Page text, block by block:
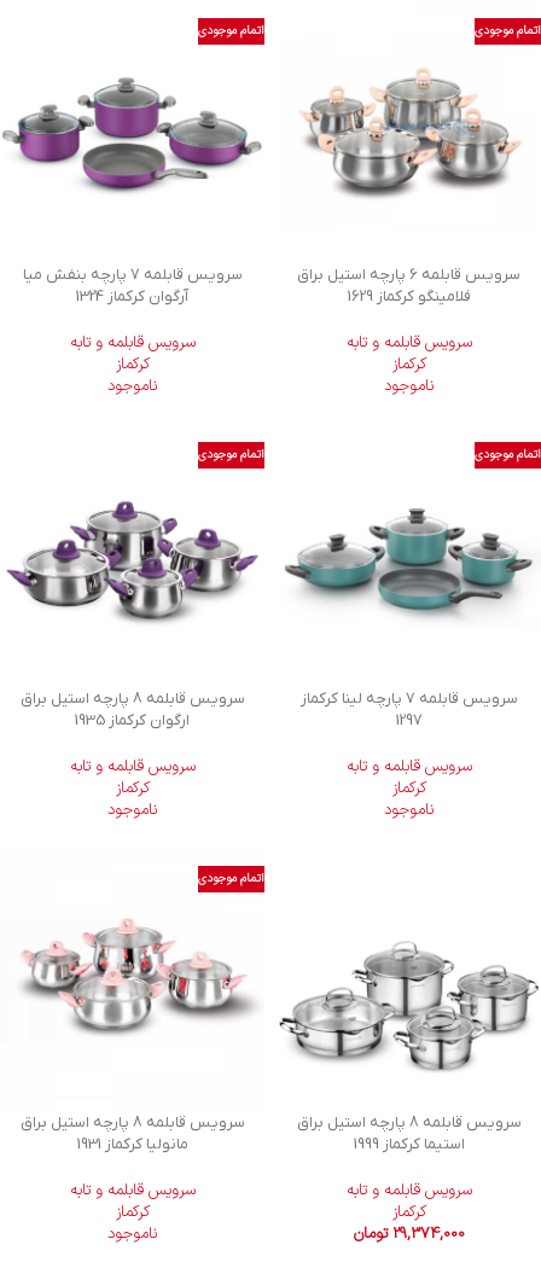
اتمام موجودی
سرویس قابلمه 6 پارچه استیل براق
فلامینگو کرکماز 1629
سرویس قابلمه و تابه
کرکماز
ناموجود
اتمام موجودی
سرویس قابلمه 7 پارچه بنفش میا
آرگوان کرکماز 1324
سرویس قابلمه و تابه
کرکماز
ناموجود
اتمام موجودی
سرویس قابلمه 7 پارچه لینا کرکماز
1297
سرویس قابلمه و تابه
کرکماز
ناموجود
اتمام موجودی
سرویس قابلمه 8 پارچه استیل براق
ارگوان کرکماز 1935
سرویس قابلمه و تابه
کرکماز
ناموجود
سرویس قابلمه 8 پارچه استیل براق
استیما کرکماز 1999
سرویس قابلمه و تابه
کرکماز
29,374,000 تومان
اتمام موجودی
سرویس قابلمه 8 پارچه استیل براق
مانولیا کرکماز 1931
سرویس قابلمه و تابه
کرکماز
ناموجود